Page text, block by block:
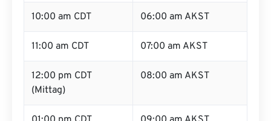
10:00 am CDT 06:00 am AKST
11:00 am CDT 07:00 am AKST
12:00 pm CDT
(Mittag)
08:00 am AKST